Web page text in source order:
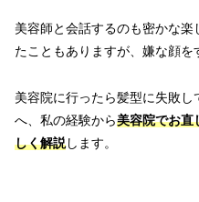
美容師と会話するのも密かな
たこともありますが、嫌な顔
美容院に行ったら髪型に失敗
へ、私の経験から美容院でお直
しく解説します。